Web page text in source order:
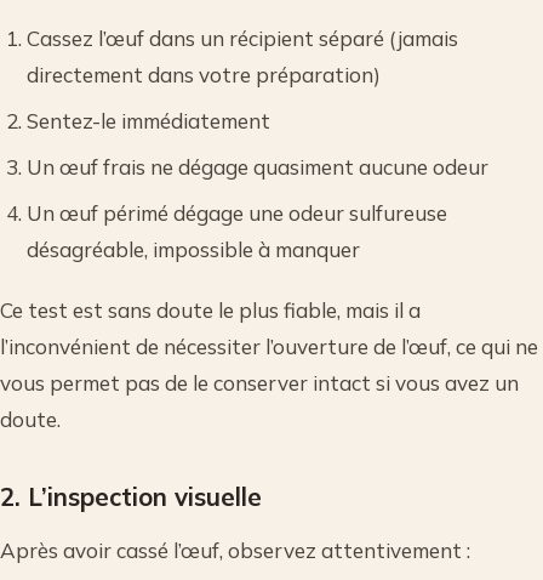
Cassez l’œuf dans un récipient séparé (jamais
directement dans votre préparation)
Sentez-le immédiatement
Un œuf frais ne dégage quasiment aucune odeur
Un œuf périmé dégage une odeur sulfureuse
désagréable, impossible à manquer
Ce test est sans doute le plus fiable, mais il a
l’inconvénient de nécessiter l’ouverture de l’œuf, ce qui ne
vous permet pas de le conserver intact si vous avez un
doute.
2. L’inspection visuelle
Après avoir cassé l’œuf, observez attentivement :